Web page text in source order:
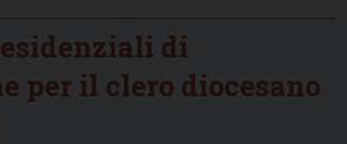
di
per il clero diocesano